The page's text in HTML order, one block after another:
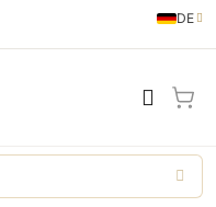
Sprache
DE
German